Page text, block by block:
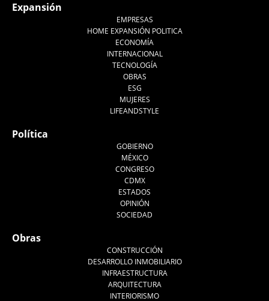
Expansión
EMPRESAS
HOME EXPANSIÓN POLITICA
ECONOMÍA
INTERNACIONAL
TECNOLOGÍA
OBRAS
ESG
MUJERES
LIFEANDSTYLE
Política
GOBIERNO
MÉXICO
CONGRESO
CDMX
ESTADOS
OPINIÓN
SOCIEDAD
Obras
CONSTRUCCIÓN
DESARROLLO INMOBILIARIO
INFRAESTRUCTURA
ARQUITECTURA
INTERIORISMO